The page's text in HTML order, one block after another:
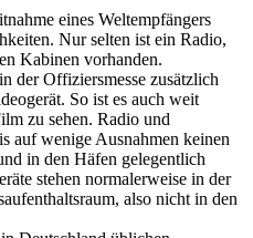
eines Weltempfängers
Nur selten ist ein Radio,
Kabinen vorhanden.
der Offiziersmesse zusätzlich
So ist es auch weit
zu sehen. Radio und
auf wenige Ausnahmen keinen
in den Häfen gelegentlich
stehen normalerweise in der
also nicht in den